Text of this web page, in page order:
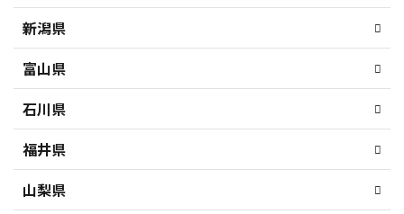
新潟県
富山県
石川県
福井県
山梨県